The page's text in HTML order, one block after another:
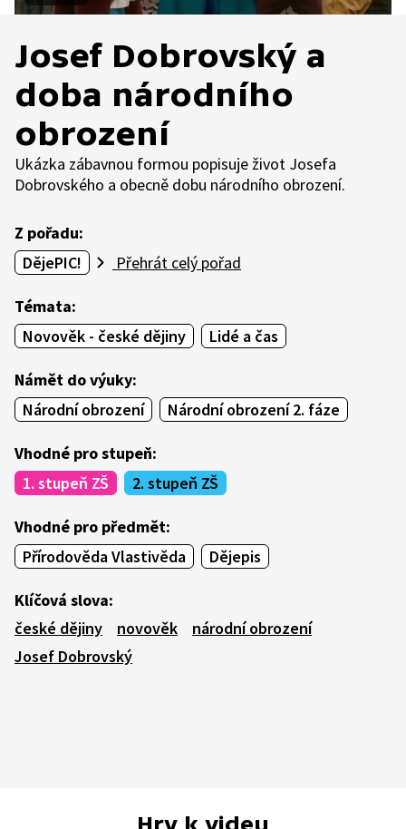
Josef Dobrovský a
doba národního
obrození
Ukázka zábavnou formou popisuje život Josefa
Dobrovského a obecně dobu národního obrození.
Z pořadu:
DějePIC!
Přehrát celý pořad
Témata:
Novověk - české dějiny
Lidé a čas
Námět do výuky:
Národní obrození
Národní obrození 2. fáze
Vhodné pro stupeň:
1. stupeň ZŠ
2. stupeň ZŠ
Vhodné pro předmět:
Přírodověda Vlastivěda
Dějepis
Klíčová slova:
české dějiny
novověk
národní obrození
Josef Dobrovský
Hry k videu